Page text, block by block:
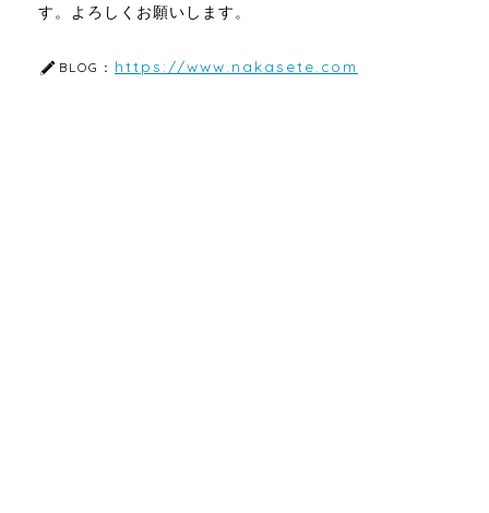
す。よろしくお願いします。
BLOG： https://www.nakasete.com